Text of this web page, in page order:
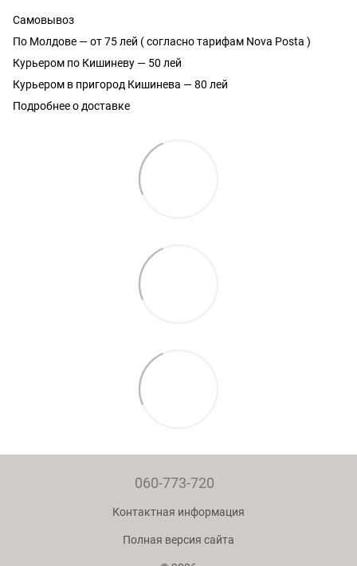
Самовывоз
По Молдове — от 75 лей ( согласно тарифам Nova Posta )
Курьером по Кишиневу — 50 лей
Курьером в пригород Кишинева — 80 лей
Подробнее о доставке
060-773-720
Контактная информация
Полная версия сайта